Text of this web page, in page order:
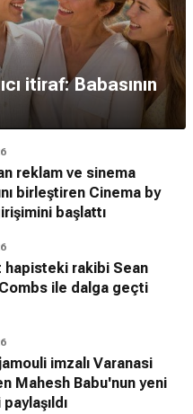
itiraf: Babasının
reklam ve sinema
birleştiren Cinema by
başlattı
hapisteki rakibi Sean
ile dalga geçti
imzalı Varanasi
Mahesh Babu'nun yeni